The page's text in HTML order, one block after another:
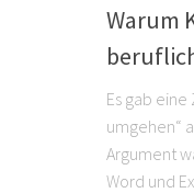
Warum
Es gab
umgehen“
Argument
Word und